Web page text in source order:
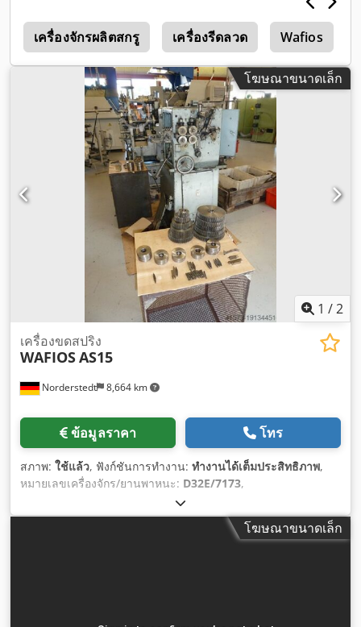
เครื่องจักรผลิตสกรู เครื่องรีดลวด Wafios
โฆษณาขนาดเล็ก
1 /2
Norderstedt 8,664 km
เครื่องขดสปริง
WAFIOSAS15
ข้อมูลราคา โทร
สภาพ: ใช้แล้ว, ฟังก์ชันการทำงาน: ทำงานได้เต็มประสิทธิภาพ,
หมายเลขเครื่องจักร/ยานพาหนะ: D32E/7173,
โฆษณาขนาดเล็ก